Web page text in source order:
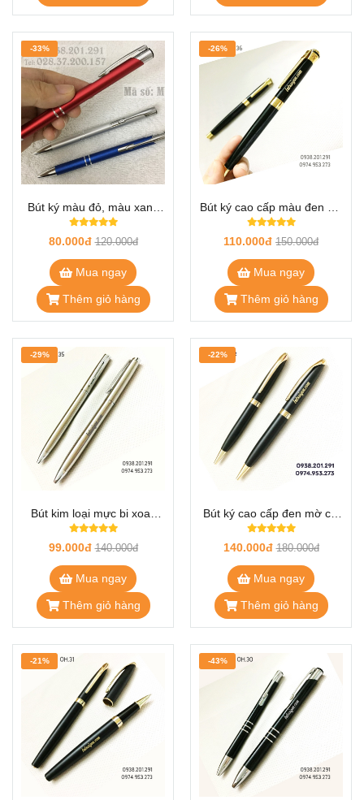
Bút ký màu đỏ, màu xanh
dương
80.000đ 120.000đ
-33%
Mua ngay
Thêm giỏ hàng
Bút ký cao cấp màu đen cài
vàng OH.36
110.000đ 150.000đ
-26%
Mua ngay
Thêm giỏ hàng
Bút kim loại mực bi xoay
OH.35
99.000đ 140.000đ
-29%
Mua ngay
Thêm giỏ hàng
Bút ký cao cấp đen mờ cài
vàng OH.32
140.000đ 180.000đ
-22%
Mua ngay
Thêm giỏ hàng
-21% -43%